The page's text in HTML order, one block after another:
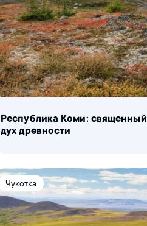
Республика Коми: священный
дух древности
Чукотка